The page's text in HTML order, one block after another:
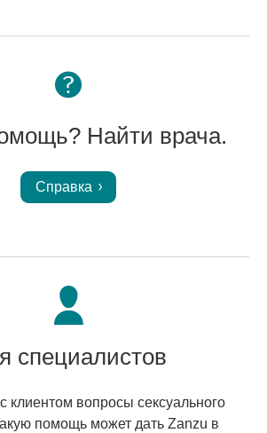
Найти врача.
Справка
специалистов
клиентом вопросы сексуального
помощь может дать Zanzu в